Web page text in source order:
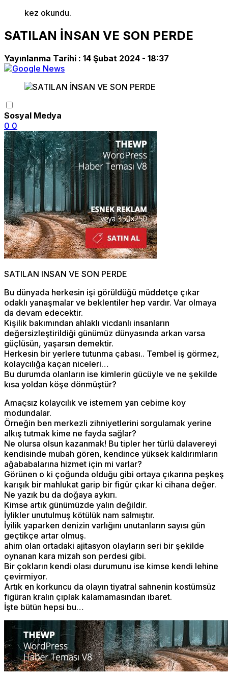
kez okundu.
SATILAN İNSAN VE SON PERDE
Yayınlanma Tarihi : 14 Şubat 2024 - 18:37
Sosyal Medya
0 0
SATILAN INSAN VE SON PERDE
Bu dünyada herkesin işi görüldüğü müddetçe çıkar
odaklı yanaşmalar ve beklentiler hep vardır. Var olmaya
da devam edecektir.
Kişilik bakımından ahlaklı vicdanlı insanların
değersizleştirildiği günümüz dünyasında arkan varsa
güçlüsün, yaşarsın demektir.
Herkesin bir yerlere tutunma çabası.. Tembel iş görmez,
kolaycılığa kaçan niceleri…
Bu durumda olanların ise kimlerin gücüyle ve ne şekilde
kısa yoldan köşe dönmüştür?
Amaçsız kolaycılık ve istemem yan cebime koy
modundalar.
Örneğin ben merkezli zihniyetlerini sorgulamak yerine
alkış tutmak kime ne fayda sağlar?
Ne olursa olsun kazanmak! Bu tipler her türlü dalavereyi
kendisinde mubah gören, kendince yüksek kaldırımların
ağababalarına hizmet için mi varlar?
Görünen o ki çoğunda olduğu gibi ortaya çıkarına peşkeş
karışık bir mahlukat garip bir figür çıkar ki cihana değer.
Ne yazık bu da doğaya aykırı.
Kimse artık günümüzde yalın değildir.
İylikler unutulmuş kötülük nam salmıştır.
İyilik yaparken denizin varlığını unutanların sayısı gün
geçtikçe artar olmuş.
ahim olan ortadaki ajitasyon olayların seri bir şekilde
oynanan kara mizah son perdesi gibi.
Bir çokların kendi olası durumunu ise kimse kendi lehine
çevirmiyor.
Artık en korkuncu da olayın tiyatral sahnenin kostümsüz
figüran kralın çıplak kalamamasından ibaret.
İşte bütün hepsi bu…